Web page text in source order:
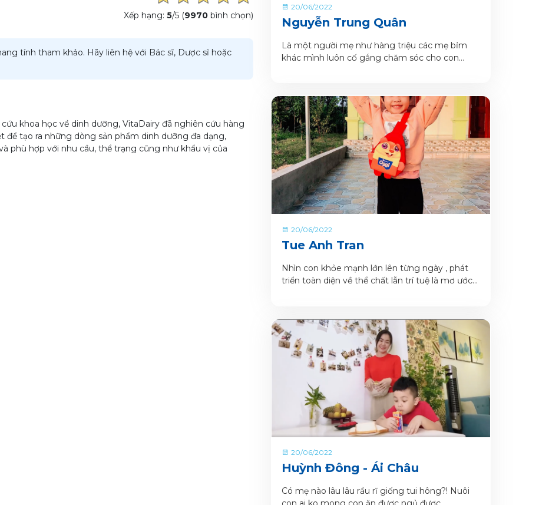
Xếp hạng: 5/5 (9970bình chọn)
tính tham khảo. Hãy liên hệ với Bác sĩ, Dược sĩ hoặc
khoa học về dinh dưỡng, VitaDairy đã nghiên cứu hàng
để tạo ra những dòng sản phẩm dinh dưỡng đa dạng,
phù hợp với nhu cầu, thể trạng cũng như khẩu vị của
20/06/2022
Nguyễn Trung Quân
Là một người mẹ như hàng triệu các mẹ bỉm
khác mình luôn cố gắng chăm sóc cho con
20/06/2022
Tue Anh Tran
Nhìn con khỏe mạnh lớn lên từng ngày , phát
triển toàn diện về thể chất lẫn trí tuệ là mơ ước
20/06/2022
Huỳnh Đông - Ái Châu
Có mẹ nào lâu lâu rầu rĩ giống tui hông?! Nuôi